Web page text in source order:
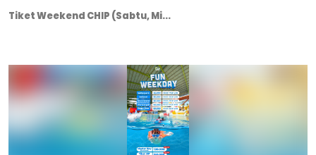
Tiket Weekend CHIP (Sabtu, Mi...